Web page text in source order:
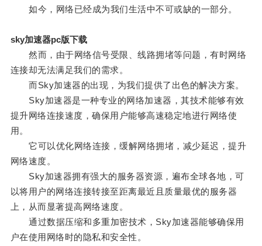
如今，网络已经成为我们生活中不可或缺的一部分。
sky加速器pc版下载
然而，由于网络信号受限、线路拥堵等问题，有时网络
连接却无法满足我们的需求。
而Sky加速器的出现，为我们提供了出色的解决方案。
Sky加速器是一种专业的网络加速器，其技术能够有效
提升网络连接速度，确保用户能够高速稳定地进行网络使
用。
它可以优化网络连接，缓解网络拥堵，减少延迟，提升
网络速度。
Sky加速器拥有强大的服务器资源，遍布全球各地，可
以将用户的网络连接转接至距离最近且质量最优的服务器
上，从而显著提高网络速度。
通过数据压缩和多重加密技术，Sky加速器能够确保用
户在使用网络时的隐私和安全性。